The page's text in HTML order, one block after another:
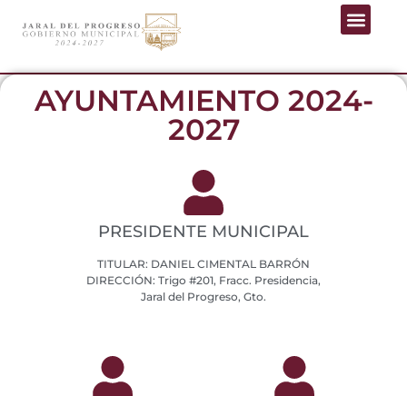
AYUNTAMIENTO 2024-
2027
PRESIDENTE MUNICIPAL
TITULAR: DANIEL CIMENTAL BARRÓN
DIRECCIÓN: Trigo #201, Fracc. Presidencia,
Jaral del Progreso, Gto.